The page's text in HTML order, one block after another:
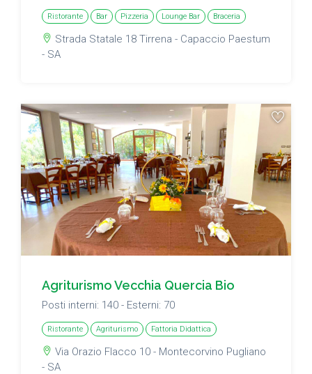
Ristorante Bar Pizzeria Lounge Bar Braceria
Strada Statale 18 Tirrena - Capaccio Paestum
- SA
Agriturismo Vecchia Quercia Bio
Posti interni: 140 - Esterni: 70
Ristorante Agriturismo Fattoria Didattica
Via Orazio Flacco 10 - Montecorvino Pugliano
- SA